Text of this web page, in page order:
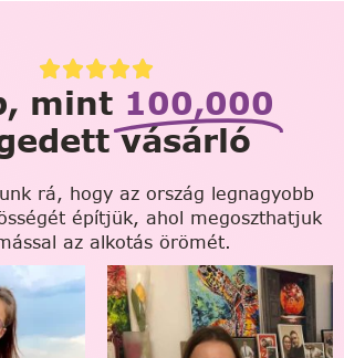
mint 100,000
vásárló
rá, hogy az ország legnagyobb
építjük, ahol megoszthatjuk
az alkotás örömét.